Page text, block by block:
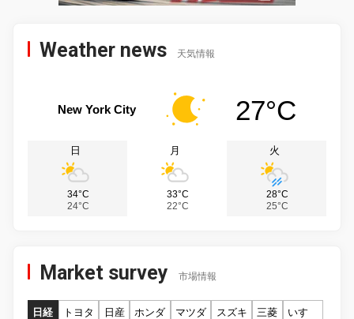
Weather news 天気情報
New York City 27°C
日
34°C
24°C
月
33°C
22°C
火
28°C
25°C
Market survey 市場情報
日経 トヨタ 日産 ホンダ マツダ スズキ 三菱
いすゞ